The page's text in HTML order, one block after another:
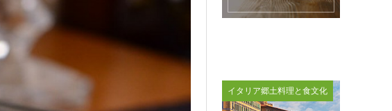
イタリア郷土料理と食文化